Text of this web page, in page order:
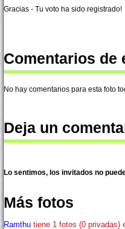
Gracias - Tu voto ha sido registrado!
Comentarios de
No hay comentarios para esta foto
Deja un
Lo sentimos, los invitados no
Más fotos
Ramthu tiene 1 fotos (0 privadas)